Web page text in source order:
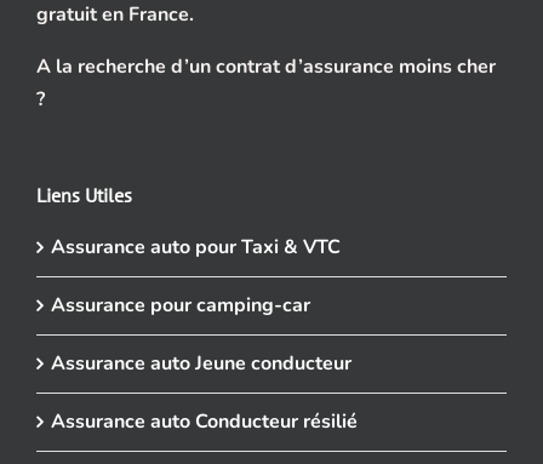
gratuit en France.
A la recherche d’un contrat d’assurance moins cher
?
Liens Utiles
Assurance auto pour Taxi & VTC
Assurance pour camping-car
Assurance auto Jeune conducteur
Assurance auto Conducteur résilié